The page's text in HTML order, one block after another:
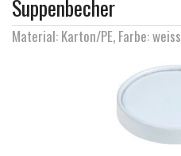
Suppenbecher
Material: Karton/PE, Farbe: weiss